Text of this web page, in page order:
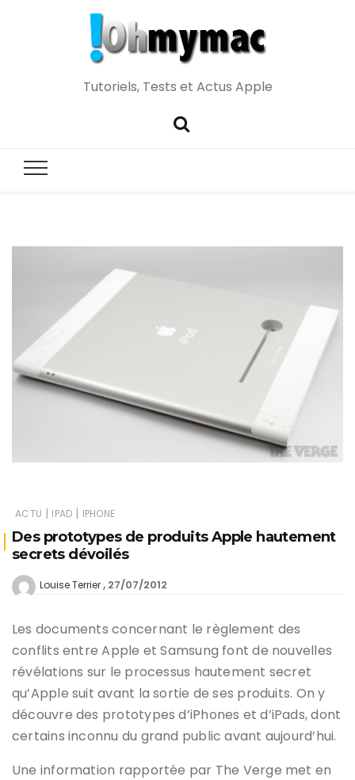
Tutoriels, Tests et Actus Apple
ACTU | IPAD | IPHONE
Des prototypes de produits Apple hautement
secrets dévoilés
Louise Terrier 27/07/2012
Les documents concernant le règlement des
conflits entre Apple et Samsung font de nouvelles
révélations sur le processus hautement secret
qu’Apple suit avant la sortie de ses produits. On y
découvre des prototypes d’iPhones et d’iPads, dont
certains inconnu du grand public avant aujourd’hui.
Une information rapportée par The Verge met en